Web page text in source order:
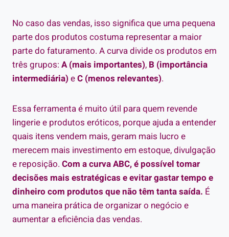
No caso das vendas, isso significa que uma pequena
parte dos produtos costuma representar a maior
parte do faturamento. A curva divide os produtos em
três grupos: A (mais importantes), B (importância
intermediária) eC (menos relevantes).
Essa ferramenta é muito útil para quem revende
lingerie e produtos eróticos, porque ajuda a entender
quais itens vendem mais, geram mais lucro e
merecem mais investimento em estoque, divulgação
e reposição. Com a curva ABC, é possível tomar
decisões mais estratégicas e evitar gastar tempo e
dinheiro com produtos que não têm tanta saída. É
uma maneira prática de organizar o negócio e
aumentar a eficiência das vendas.